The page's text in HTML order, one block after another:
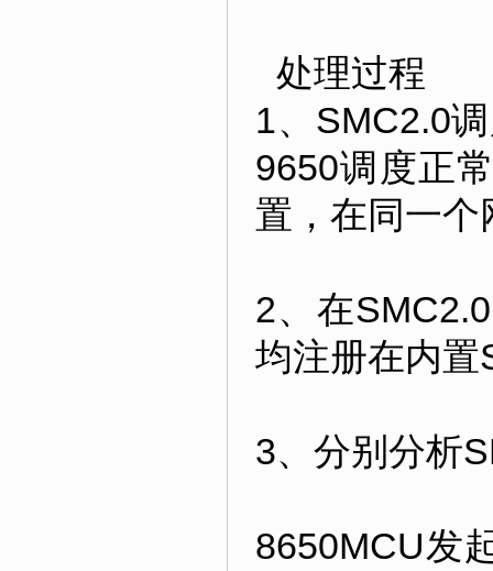
处理过程
1、SMC2.0
9650调度正
置，在同一个
2、在
均注册在内置
3、分别分析
8650MCU发